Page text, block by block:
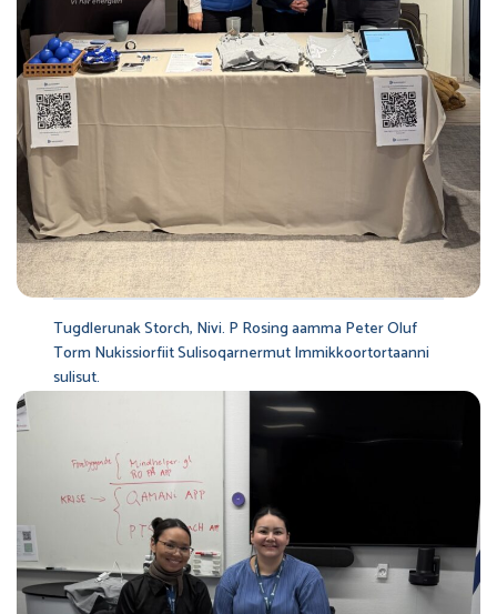
Tugdlerunak Storch, Nivi. P Rosing aamma Peter Oluf
Torm Nukissiorfiit Sulisoqarnermut Immikkoortortaanni
sulisut.